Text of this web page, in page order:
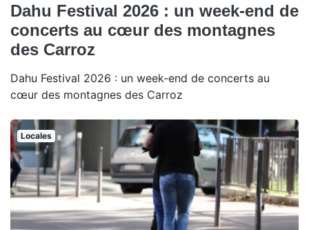
Dahu Festival 2026 : un week-end de
concerts au cœur des montagnes
des Carroz
Dahu Festival 2026 : un week-end de concerts au
cœur des montagnes des Carroz
Locales